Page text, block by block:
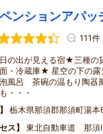
ンションアパッ
111件
の出が見える宿★三種
・冷蔵庫★ 星空の下の
風呂 茶碗の温もり陶器
・・・
栃木県那須郡那須町湯
ス
東北自動車道 那